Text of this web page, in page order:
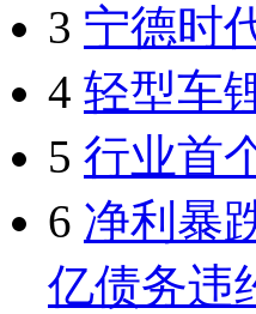
3 宁德时
4 轻型车
5 行业首
6 净利暴
亿债务违